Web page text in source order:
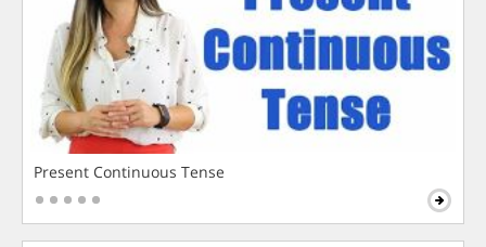
Present Continuous Tense